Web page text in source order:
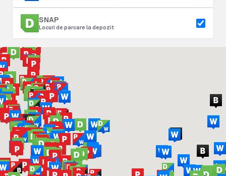
SNAP
Locuri de parcare la depozit